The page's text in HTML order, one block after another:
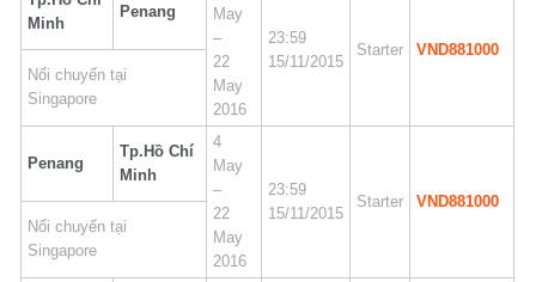
Minh
Penang
May
–
22
May
2016
23:59
15/11/2015
Starter
VND881000
Nối chuyến tại
Singapore
Penang
Tp.Hồ Chí
Minh
4
May
–
22
May
2016
23:59
15/11/2015
Starter
VND881000
Nối chuyến tại
Singapore